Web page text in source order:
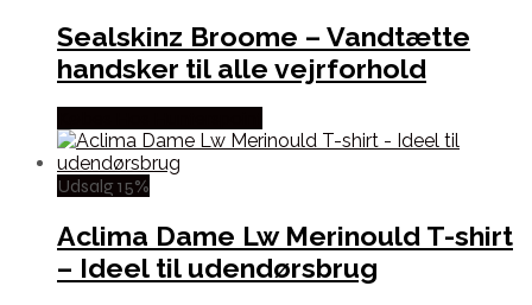
Sealskinz Broome – Vandtætte
handsker til alle vejrforhold
Udsalg 15%
Aclima Dame Lw Merinould T-shirt
– Ideel til udendørsbrug